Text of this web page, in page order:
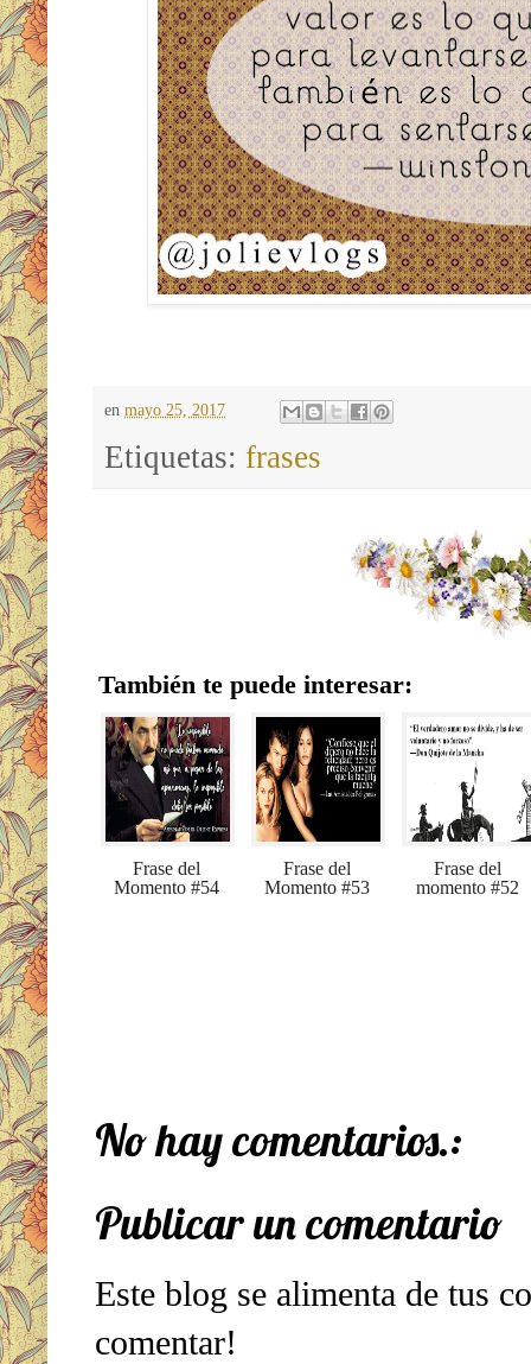
en mayo 25, 2017
Etiquetas: frases
También te puede interesar:
Frase del
Momento #54
Frase del
Momento #53
Frase del
momento #52
No hay comentarios.:
Publicar un comentario
Este blog se alimenta de tus
comentar!